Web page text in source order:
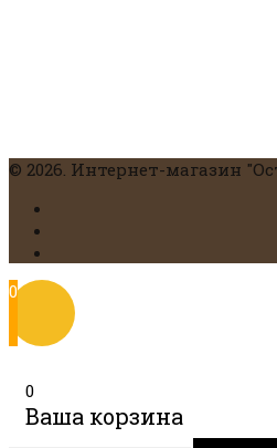
© 2026. Интернет-магазин
0
0
Ваша корзина